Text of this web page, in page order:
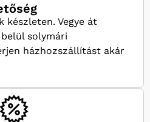
Vegye át
solymári
házhozszállítást akár